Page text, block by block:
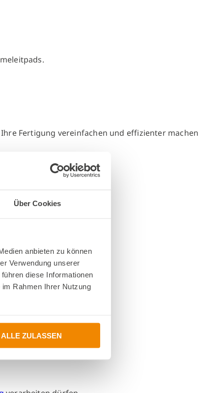
Über Cookies
anbieten zu können
Verwendung unserer
diese Informationen
Rahmen Ihrer Nutzung
ALLE ZULASSEN
Fertigung vereinfachen und effizienter machen